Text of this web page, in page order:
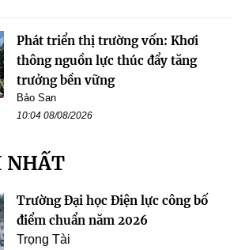
Phát triển thị trường vốn: Khơi
thông nguồn lực thúc đẩy tăng
trưởng bền vững
Bảo San
10:04 08/08/2026
NHẤT
Trường Đại học Điện lực công bố
điểm chuẩn năm 2026
Trọng Tài